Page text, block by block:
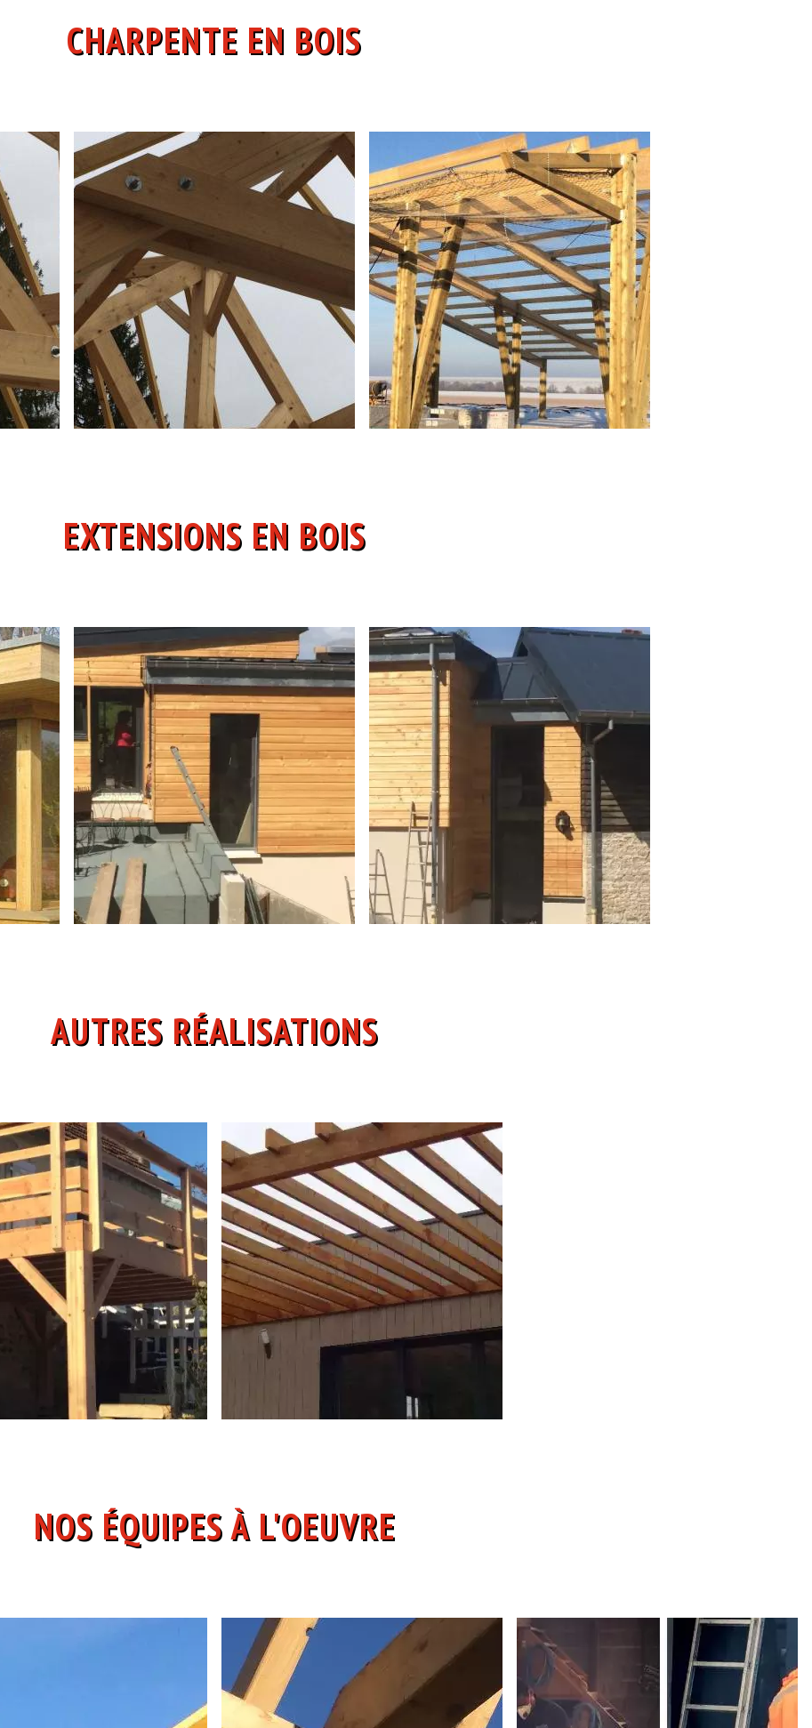
CHARPENTE EN BOIS
EXTENSIONS EN BOIS
AUTRES RÉALISATIONS
NOS ÉQUIPES À L'OEUVRE